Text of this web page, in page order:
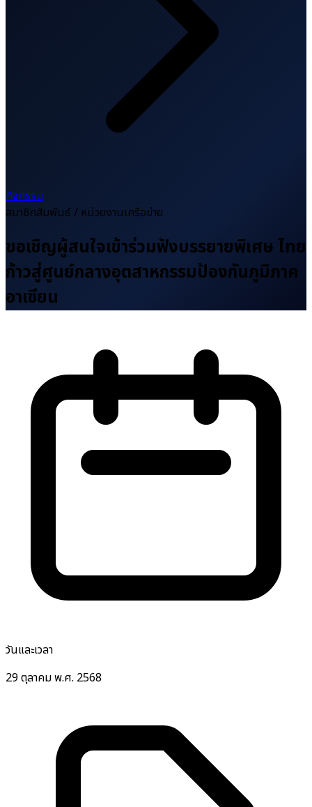
กิจกรรม
สมาชิกสัมพันธ์ / หน่วยงานเครือข่าย
ขอเชิญผู้สนใจเข้าร่วมฟังบรรยายพิเศษ ไทย
ก้าวสู่ศูนย์กลางอุตสาหกรรมป้องกันภูมิภาค
อาเซียน
วันและเวลา
29 ตุลาคม พ.ศ. 2568